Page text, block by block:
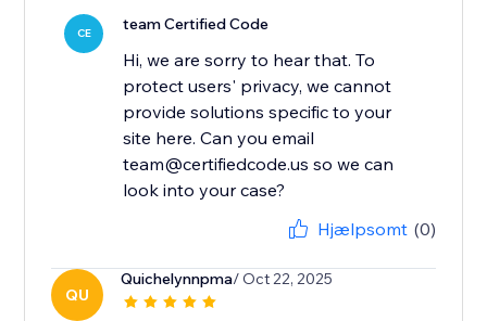
CE team Certified Code
Hi, we are sorry to hear that. To
protect users' privacy, we cannot
provide solutions specific to your
site here. Can you email
team@certifiedcode.us so we can
look into your case?
Hjælpsomt (0)
QU
Quichelynnpma/ Oct 22, 2025